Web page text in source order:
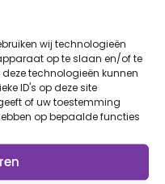
wij technologieën
op te slaan en/of te
technologieën kunnen
ID's op deze site
of uw toestemming
op bepaalde functies
Zo is de student
In de
van de student
rapportages
na te lezen, wat er